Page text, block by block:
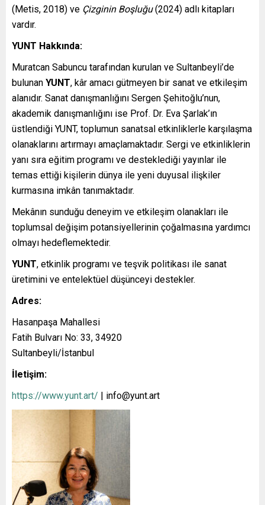
(Metis, 2018) ve Çizginin Boşluğu(2024) adlı kitapları
vardır.
YUNT Hakkında:
Muratcan Sabuncu tarafından kurulan ve Sultanbeyli’de
bulunan YUNT, kâr amacı gütmeyen bir sanat ve etkileşim
alanıdır. Sanat danışmanlığını Sergen Şehitoğlu’nun,
akademik danışmanlığını ise Prof. Dr. Eva Şarlak’ın
üstlendiği YUNT, toplumun sanatsal etkinliklerle karşılaşma
olanaklarını artırmayı amaçlamaktadır. Sergi ve etkinliklerin
yanı sıra eğitim programı ve desteklediği yayınlar ile
temas ettiği kişilerin dünya ile yeni duyusal ilişkiler
kurmasına imkân tanımaktadır.
Mekânın sunduğu deneyim ve etkileşim olanakları ile
toplumsal değişim potansiyellerinin çoğalmasına yardımcı
olmayı hedeflemektedir.
YUNT, etkinlik programı ve teşvik politikası ile sanat
üretimini ve entelektüel düşünceyi destekler.
Adres:
Hasanpaşa Mahallesi
Fatih Bulvarı No: 33, 34920
Sultanbeyli/İstanbul
İletişim:
https://www.yunt.art/ | info@yunt.art